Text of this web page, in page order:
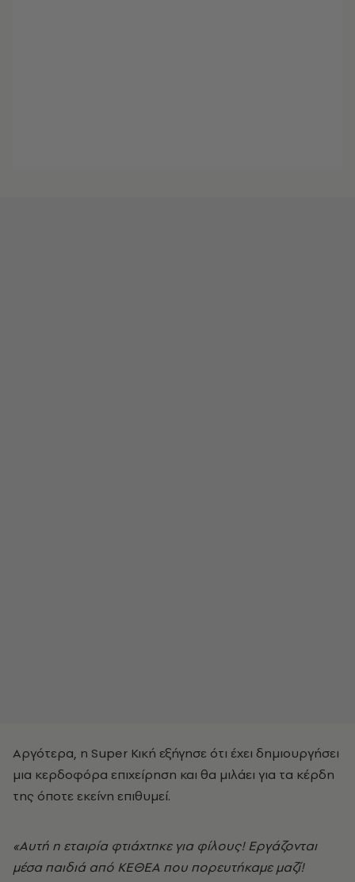
Αργότερα, η Super Κική εξήγησε ότι έχει δημιουργήσει
μια κερδοφόρα επιχείρηση και θα μιλάει για τα κέρδη
της όποτε εκείνη επιθυμεί.
«Αυτή η εταιρία φτιάχτηκε για φίλους! Εργάζονται
μέσα παιδιά από ΚΕΘΕΑ που πορευτήκαμε μαζί!